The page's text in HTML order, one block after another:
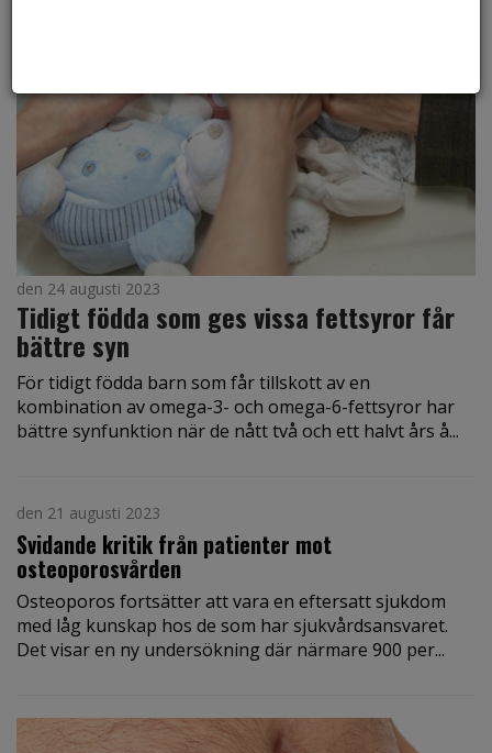
den 24 augusti 2023
Tidigt födda som ges vissa fettsyror får
bättre syn
För tidigt födda barn som får tillskott av en
kombination av omega-3- och omega-6-fettsyror har
bättre synfunktion när de nått två och ett halvt års å...
den 21 augusti 2023
Svidande kritik från patienter mot
osteoporosvården
Osteoporos fortsätter att vara en eftersatt sjukdom
med låg kunskap hos de som har sjukvårdsansvaret.
Det visar en ny undersökning där närmare 900 per...